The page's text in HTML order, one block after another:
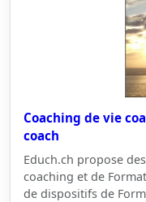
Coaching de vie
coach
Educh.ch propose
coaching et de
de dispositifs de